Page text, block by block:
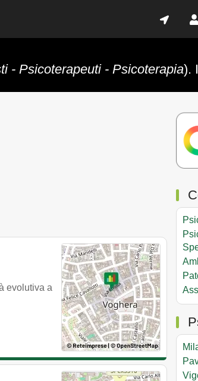
- Psicoterapeuti - Psicoterapia).
evolutiva a